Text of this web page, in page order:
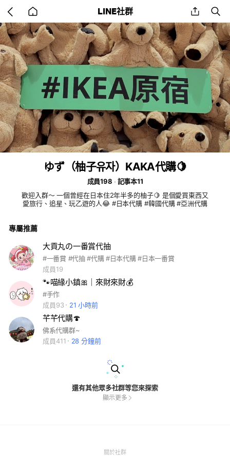
back
to
home
LINE社群 share
ゆず（柚子유자）KAKA代購🍋
成員198
記事本11
歡迎入群～ 一個曾經在日本住2年半多的柚子🍋 是個愛買東西又
愛旅行、追星、玩乙遊的人😂 #日本代購 #韓國代購 #亞洲代購
專屬推薦
大貢丸の一番賞代抽
#一番賞 #代抽 #代購 #日本代購 #日本一番賞
成員19
🐾喵緣小鎮🎀｜來財來財💰
#手作
成員93
21 小時前
芊芊代購🍄
佛系代購群~
成員411
28 分鐘前
還有其他眾多社群等您來探索
顯示更多
關於社群(Open